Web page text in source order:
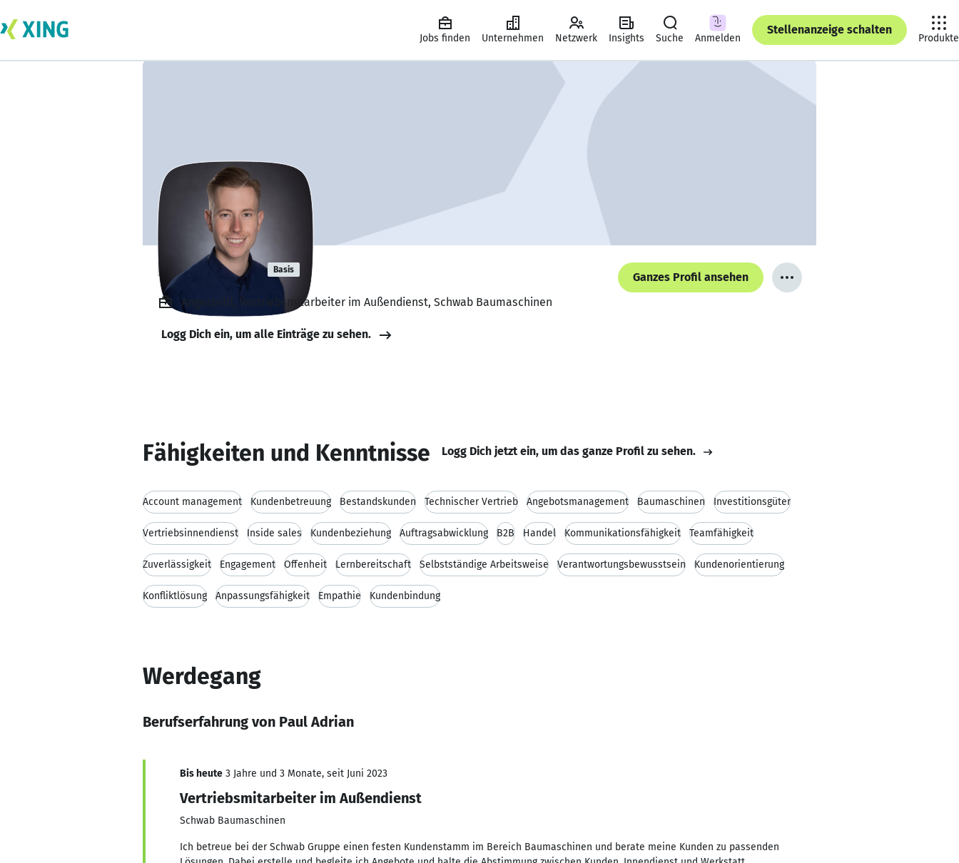
Jobs finden Unternehmen Netzwerk Insights Suche Anmelden
Stellenanzeige schalten
Produkte
Paul Adrian Basis
Ganzes Profil ansehen
Angestellt, Vertriebsmitarbeiter im Außendienst, Schwab Baumaschinen
Logg Dich ein, um alle Einträge zu sehen.
Fähigkeiten und Kenntnisse Logg Dich jetzt ein, um das ganze Profil zu sehen.
Account management Kundenbetreuung Bestandskunden Technischer Vertrieb Angebotsmanagement Baumaschinen Investitionsgüter
Vertriebsinnendienst Inside sales Kundenbeziehung Auftragsabwicklung B2B Handel Kommunikationsfähigkeit Teamfähigkeit
Zuverlässigkeit Engagement Offenheit Lernbereitschaft Selbstständige Arbeitsweise Verantwortungsbewusstsein Kundenorientierung
Konfliktlösung Anpassungsfähigkeit Empathie Kundenbindung
Werdegang
Berufserfahrung von Paul Adrian
Bis heute 3 Jahre und 3 Monate, seit Juni 2023
Vertriebsmitarbeiter im Außendienst
Schwab Baumaschinen
Ich betreue bei der Schwab Gruppe einen festen Kundenstamm im Bereich Baumaschinen und berate meine Kunden zu passenden